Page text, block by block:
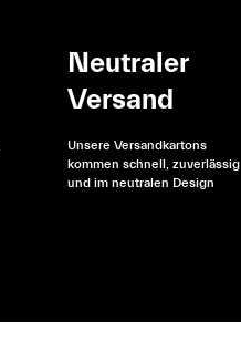
Neutraler
Versand
Unsere Versandkartons
kommen schnell, zuverlässig
und im neutralen Design